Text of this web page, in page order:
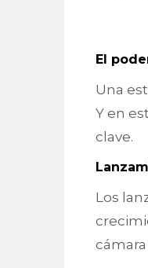
El
Una
Y en
clave.
Los